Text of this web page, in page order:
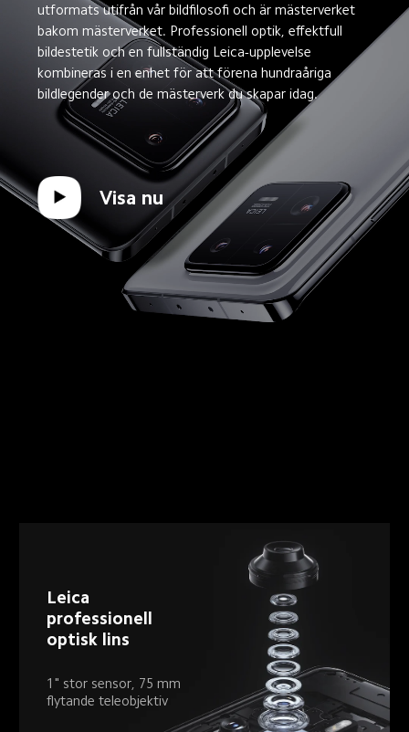
utformats utifrån vår bildfilosofi och är mästerverket
bakom mästerverket. Professionell optik, effektfull
bildestetik och en fullständig Leica-upplevelse
kombineras i en enhet för att förena hundraåriga
bildlegender och de mästerverk du skapar idag.
Visa nu
Leica
professionell
optisk lins
1" stor sensor, 75 mm
flytande teleobjektiv